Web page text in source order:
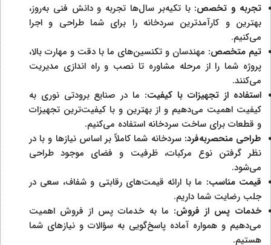
تجربه و تخصص: با تکیه‌بر سال‌ها تجربه و دانش فنی به‌روز،
بهترین و کارآمدترین سردخانه را برای شما طراحی و اجرا
می‌کنیم.
تیم متخصص: مهندسان و تکنسین‌های ما با دقت و مهارت بالا،
پروژه شما را از مرحله مشاوره تا نصب و راه اندازی مدیریت
می‌کنند.
استفاده از تجهیزات با کیفیت: ما در صنایع برودتی نوری به
کیفیت اهمیت می‌دهیم و از بهترین و با کیفیت‌ترین تجهیزات
و قطعات برای ساخت سردخانه استفاده می‌کنیم.
طراحی منحصربه‌فرد: سردخانه شما کاملاً بر اساس نیازها و با در
نظر گرفتن نوع مرکبات، ظرفیت و فضای موجود طراحی
می‌شود.
قیمت مناسب: ما با ارائه قیمت‌های رقابتی و شفاف، سعی در
جلب رضایت شما داریم.
خدمات پس از فروش: ما به خدمات پس از فروش اهمیت
می‌دهیم و همواره آماده پاسخ‌گویی به سؤالات و نیازهای شما
هستیم.